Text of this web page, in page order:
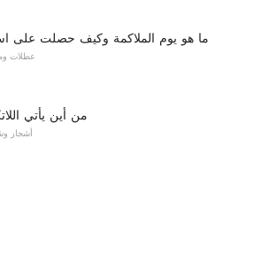
ما هو يوم الملاكمة وكيف حصلت على
عطلات
من أين يأتي
أشجار